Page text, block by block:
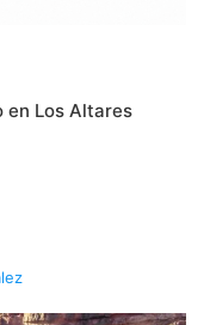
en Los Altares